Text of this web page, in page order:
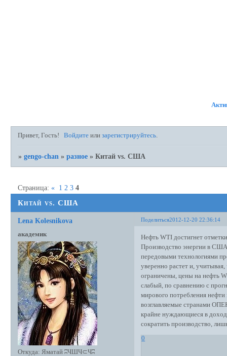
Привет, Гость! Войдите илизарегистрируйтесь.
»gengo-chan »разное »Китай vs. США
Китай vs. США
Страница:« 1 2 3 4
Поделиться2012-12-20 22:36:14
Lena Kolesnikova
академик
Откуда: Яматай ʭЧШЧ⊂Чʭ
Нефть WTI достигнет
Производство энергии в США
передовыми технологиями
уверенно растет и,
ограничены, цены на нефть
слабый, по сравнению с
мирового потребления
возглавляемые странами
крайне нуждающиеся в
сократить производство,
0